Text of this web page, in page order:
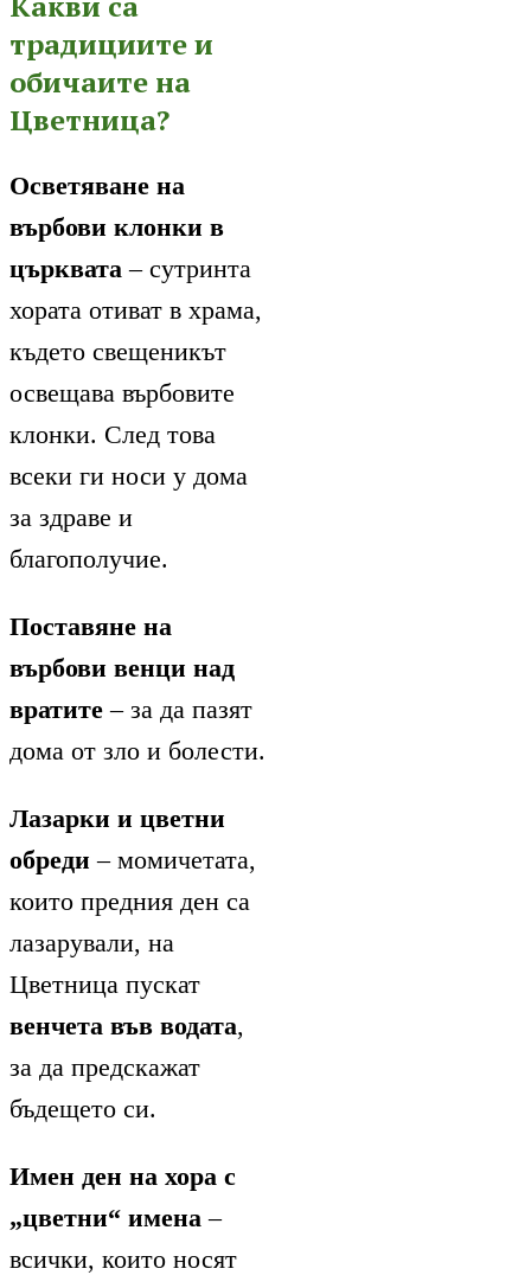
традициите и
обичаите на
Цветница?
Осветяване на
върбови клонки в
църквата – сутринта
хората отиват в храма,
където свещеникът
освещава върбовите
клонки. След това
всеки ги носи у дома
за здраве и
благополучие.
Поставяне на
върбови венци над
вратите – за да пазят
дома от зло и болести.
Лазарки и цветни
обреди – момичетата,
които предния ден са
лазарували, на
Цветница пускат
венчета във водата,
за да предскажат
бъдещето си.
Имен ден на хора с
„цветни“ имена –
всички, които носят